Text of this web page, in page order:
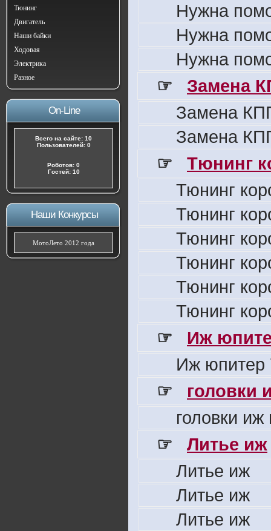
Тюнинг
Двигатель
Наши байки
Ходовая
Электрика
Разное
On-Line
Всего на сайте: 10
Пользователей: 0
Роботов: 0
Гостей: 10
Наши Конкурсы
МотоЛето 2012 года
Нужна
Нужна
Нужна
☞
Замена
Замена
Замена
☞
Тюнинг
Тюнинг
Тюнинг
Тюнинг
Тюнинг
Тюнинг
Тюнинг
☞
Иж
Иж юпитер
☞
головки
головки
☞
Литье иж
Литье иж
Литье иж
Литье иж